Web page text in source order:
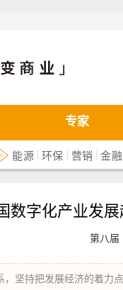
专家
能源 |环保 | 营销 |金融
数字化产业发展
第八届
坚持把发展经济的着力